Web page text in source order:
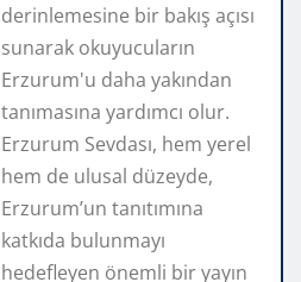
derinlemesine bir bakış açısı
sunarak okuyucuların
Erzurum'u daha yakından
tanımasına yardımcı olur.
Erzurum Sevdası, hem yerel
hem de ulusal düzeyde,
Erzurum’un tanıtımına
katkıda bulunmayı
hedefleyen önemli bir yayın